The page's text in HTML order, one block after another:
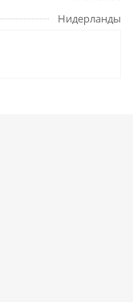
Нидерланды